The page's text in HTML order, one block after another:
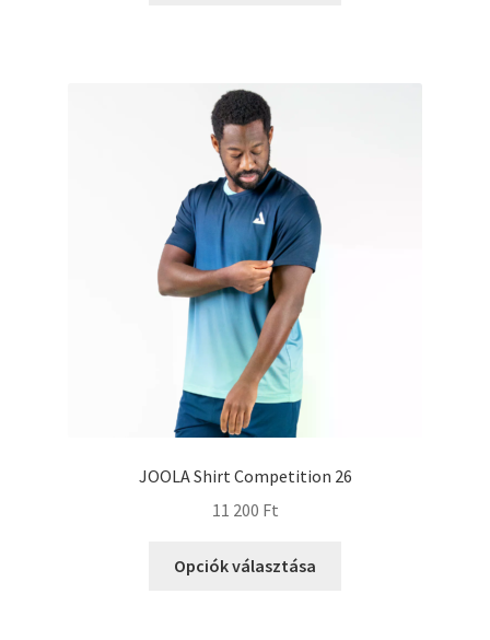
JOOLA Shirt Competition 26
11 200 Ft
Opciók választása